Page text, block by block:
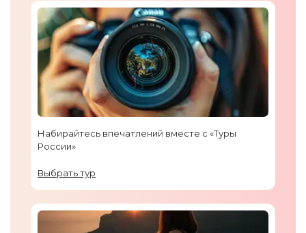
Набирайтесь впечатлений вместе с «Туры
России»
Выбрать тур